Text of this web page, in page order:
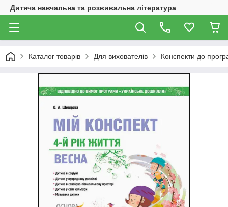
Дитяча навчальна та розвивальна література
Каталог товарів Для вихователів Конспекти до